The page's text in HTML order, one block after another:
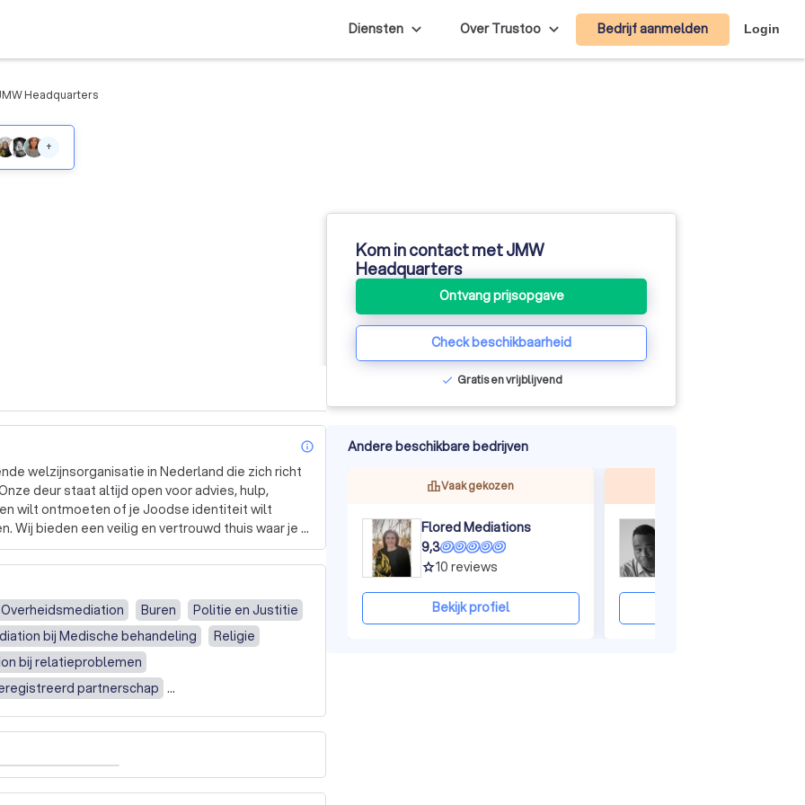
Diensten Over Trustoo Bedrijf aanmelden Login
Headquarters
+
info_outline
welzijnsorganisatie in Nederland die zich richt
deur staat altijd open voor advies, hulp,
wilt ontmoeten of je Joodse identiteit wilt
Wij bieden een veilig en vertrouwd thuis waar je
en juridische hulp tot psychosociale
we culturele evenementen, educatieve
Joodse identiteit te bevorderen voor alle
inclusieve samenleving te creëren waarin
voelt om hun Joodse identiteit te cultiveren en
te delen met zowel Joodse als niet-Joodse
bron van informatie en bieden
in Nederland.
dan niet om een gratis offerte aan te vragen.
Overheidsmediation Buren
Politie en Justitie
bij Medische behandeling
Religie
bij relatieproblemen
partnerschap
Familiemediation
Online mediation
Ziekteverzuim
Conflict met buren / omgeving
Kom in contact met JMW
Headquarters
Ontvang prijsopgave
Check beschikbaarheid
check Gratis en vrijblijvend
Andere beschikbare bedrijven
Vaak gekozen
Flored Mediations
9,3
grade10 reviews
Bekijk profiel